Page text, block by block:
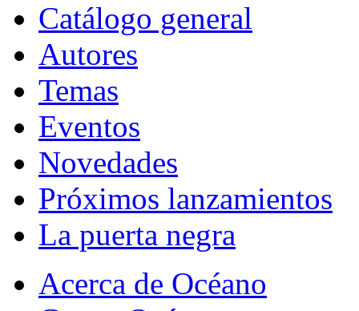
Catálogo general
Autores
Temas
Eventos
Novedades
Próximos lanzamientos
La puerta negra
Acerca de Océano